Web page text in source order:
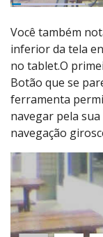
Você também
inferior da tela
no tablet.O
Botão que se
ferramenta
navegar pela
navegação